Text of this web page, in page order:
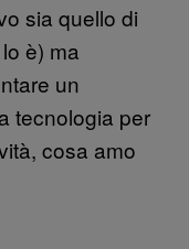
sia quello di
è) ma
un
tecnologia per
cosa amo